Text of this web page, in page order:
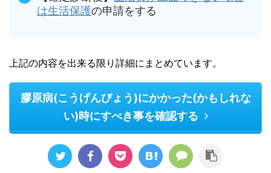
は生活保護の申請をする
上記の内容を出来る限り詳細にまとめています。
膠原病(こうげんびょう)にかかった(かもしれな
い)時にすべき事を確認する